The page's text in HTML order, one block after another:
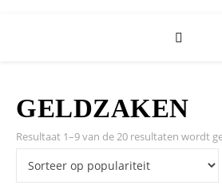
GELDZAKEN
Resultaat 1–9 van de 20 resultaten wordt